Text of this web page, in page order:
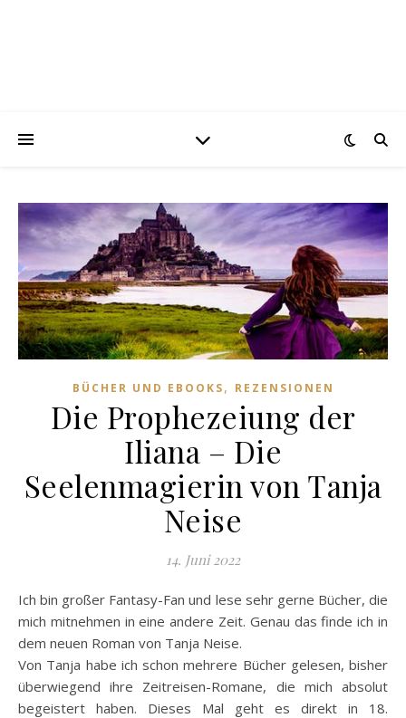
BÜCHER UND EBOOKS, REZENSIONEN
Die Prophezeiung der
Iliana – Die
Seelenmagierin von Tanja
Neise
14. Juni 2022
Ich bin großer Fantasy-Fan und lese sehr gerne Bücher, die
mich mitnehmen in eine andere Zeit. Genau das finde ich in
dem neuen Roman von Tanja Neise.
Von Tanja habe ich schon mehrere Bücher gelesen, bisher
überwiegend ihre Zeitreisen-Romane, die mich absolut
begeistert haben. Dieses Mal geht es direkt in 18.